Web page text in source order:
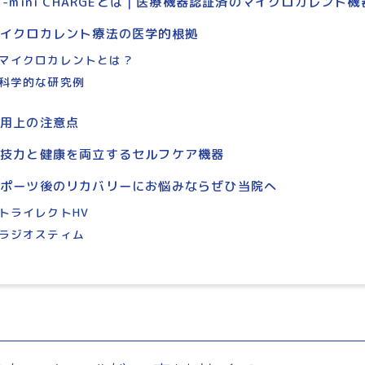
クロカレント療法の医学的根拠
イクロカレントとは？
学的な研究例
上の注意点
力と健康を両立するセルフケア機器
ーツ後のリカバリーにお悩みならぜひ当院へ
ライレクトHV
ジオスティム